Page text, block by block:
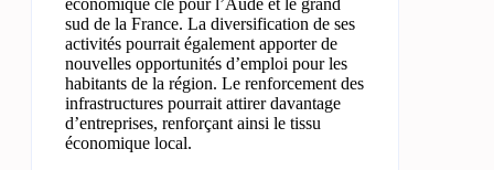
économique clé pour l’Aude et le grand
sud de la France. La diversification de ses
activités pourrait également apporter de
nouvelles opportunités d’emploi pour les
habitants de la région. Le renforcement des
infrastructures pourrait attirer davantage
d’entreprises, renforçant ainsi le tissu
économique local.